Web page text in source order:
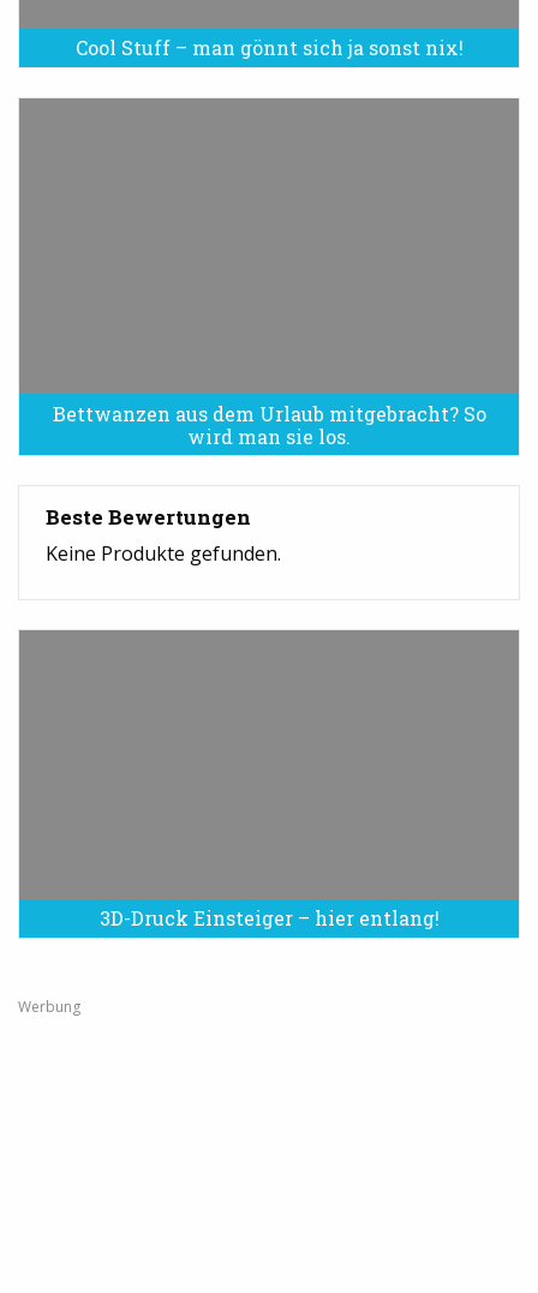
Cool Stuff – man gönnt sich ja sonst nix!
Bettwanzen aus dem Urlaub mitgebracht? So
wird man sie los.
Bettwanzen sind eine Plage
Beste Bewertungen
Keine Produkte gefunden.
3D-Druck Einsteiger – hier entlang!
Werbung